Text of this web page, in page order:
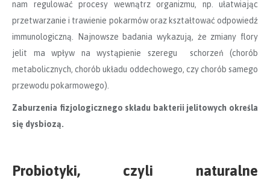
nam regulować procesy wewnątrz organizmu, np. ułatwiając
przetwarzanie i trawienie pokarmów oraz kształtować odpowiedź
immunologiczną. Najnowsze badania wykazują, że zmiany flory
jelit ma wpływ na wystąpienie szeregu schorzeń (chorób
metabolicznych, chorób układu oddechowego, czy chorób samego
przewodu pokarmowego).
Zaburzenia fizjologicznego składu bakterii jelitowych określa
się dysbiozą.
Probiotyki, czyli naturalne